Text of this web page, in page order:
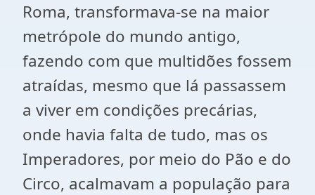
Roma, transformava-se na maior
metrópole do mundo antigo,
fazendo com que multidões fossem
atraídas, mesmo que lá passassem
a viver em condições precárias,
onde havia falta de tudo, mas os
Imperadores, por meio do Pão e do
Circo, acalmavam a população para